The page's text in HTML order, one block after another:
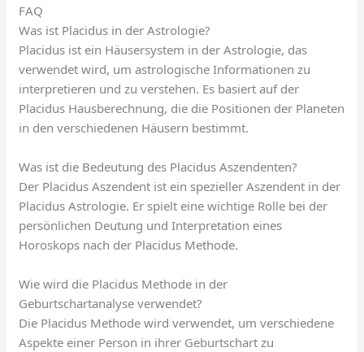
FAQ
Was ist Placidus in der Astrologie?
Placidus ist ein Häusersystem in der Astrologie, das
verwendet wird, um astrologische Informationen zu
interpretieren und zu verstehen. Es basiert auf der
Placidus Hausberechnung, die die Positionen der Planeten
in den verschiedenen Häusern bestimmt.
Was ist die Bedeutung des Placidus Aszendenten?
Der Placidus Aszendent ist ein spezieller Aszendent in der
Placidus Astrologie. Er spielt eine wichtige Rolle bei der
persönlichen Deutung und Interpretation eines
Horoskops nach der Placidus Methode.
Wie wird die Placidus Methode in der
Geburtschartanalyse verwendet?
Die Placidus Methode wird verwendet, um verschiedene
Aspekte einer Person in ihrer Geburtschart zu